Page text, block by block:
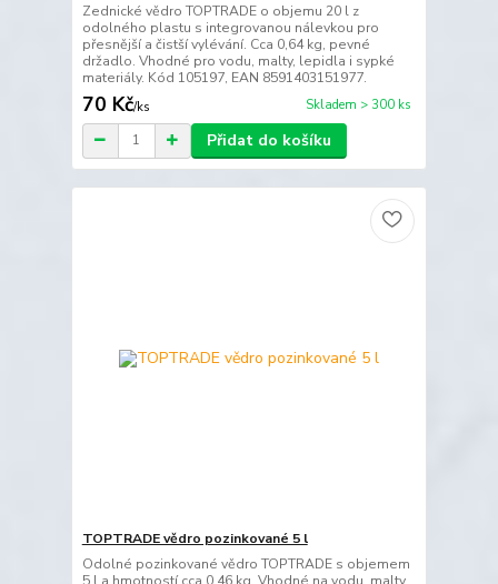
Zednické vědro TOPTRADE o objemu 20 l z
odolného plastu s integrovanou nálevkou pro
přesnější a čistší vylévání. Cca 0,64 kg, pevné
držadlo. Vhodné pro vodu, malty, lepidla i sypké
materiály. Kód 105197, EAN 8591403151977.
70 Kč/ks Skladem > 300 ks
Přidat do košíku
TOPTRADE vědro pozinkované 5 l
Odolné pozinkované vědro TOPTRADE s objemem